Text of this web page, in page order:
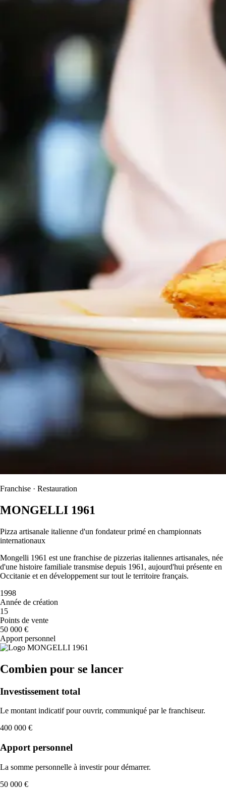
Franchise · Restauration
MONGELLI 1961
Pizza artisanale italienne d'un fondateur primé en championnats
internationaux
Mongelli 1961 est une franchise de pizzerias italiennes artisanales, née
d'une histoire familiale transmise depuis 1961, aujourd'hui présente en
Occitanie et en développement sur tout le territoire français.
1998
Année de création
15
Points de vente
50 000 €
Apport personnel
Combien pour se lancer
Investissement total
Le montant indicatif pour ouvrir, communiqué par le franchiseur.
400 000 €
Apport personnel
La somme personnelle à investir pour démarrer.
50 000 €